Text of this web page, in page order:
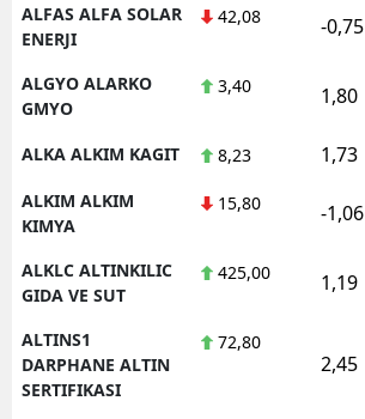
ALFAS ALFA SOLAR
ENERJI
42,08 -0,75
ALGYO ALARKO
GMYO
3,40 1,80
ALKA ALKIM KAGIT 8,23 1,73
ALKIM ALKIM
KIMYA
15,80 -1,06
ALKLC ALTINKILIC
GIDA VE SUT
425,00 1,19
ALTINS1
DARPHANE ALTIN
SERTIFIKASI
72,80
2,45